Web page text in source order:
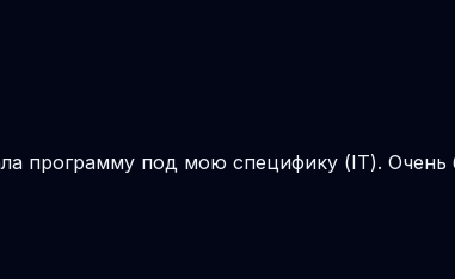
программу под мою специфику (IT). Очень